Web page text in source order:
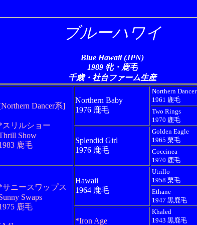
ブルーハワイ
Blue Hawaii (JPN)
1989 牝・鹿毛
千歳・社台ファーム生産
Dancer系]
スリルショー
Show
鹿毛
Northern Baby
1976 鹿毛
Northern Dancer
1961 鹿毛
Two Rings
1970 鹿毛
Splendid Girl
1976 鹿毛
Golden Eagle
1965 栗毛
Coccinea
1970 鹿毛
サニースワップス
Swaps
鹿毛
Hawaii
1964 鹿毛
Utrillo
1958 栗毛
Ethane
1947 黒鹿毛
*Iron Age
Khaled
1943 黒鹿毛